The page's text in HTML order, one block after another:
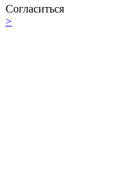
Согласиться
>